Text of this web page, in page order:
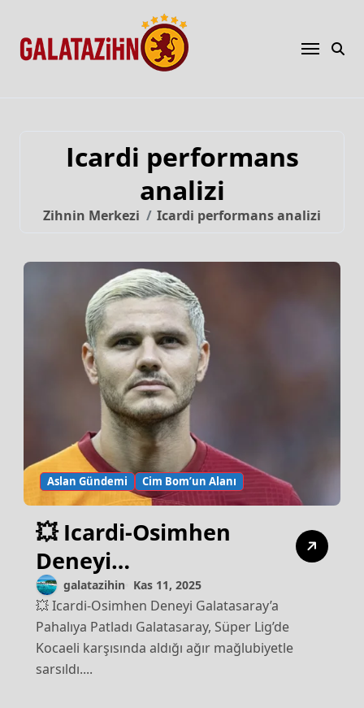
Icardi performans
analizi
Zihnin Merkezi Icardi performans analizi
Aslan Gündemi Cim Bom’un Alanı
💥 Icardi-Osimhen
Deneyi
Galatasaray’a
Pahalıya Patladı
galatazihin Kas 11, 2025
💥 Icardi-Osimhen Deneyi Galatasaray’a
Pahalıya Patladı Galatasaray, Süper Lig’de
Kocaeli karşısında aldığı ağır mağlubiyetle
sarsıldı....